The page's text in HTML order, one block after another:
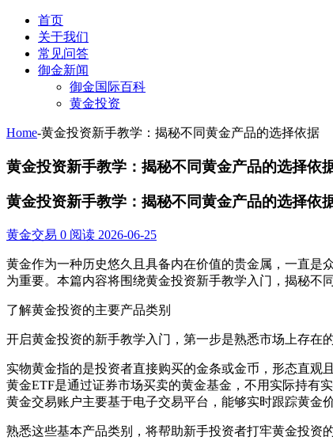
首页
关于我们
常见问答
御金新闻
御金国际百科
黄金投资
Home-黄金投资新手教学：揭秘不同黄金产品的选择依据
黄金投资新手教学：揭秘不同黄金产品的选择依
黄金投资新手教学：揭秘不同黄金产品的选择依
黄金交易 0 阅读 2026-06-25
黄金作为一种历史悠久且具备内在价值的贵金属，一直是
为重要。本篇内容将围绕黄金投资新手教学入门，揭秘不
了解黄金投资的主要产品类别
开启黄金投资的新手教学入门，第一步是熟悉市场上存在
实物黄金指的是投资者直接购买的金条或金币，形态直观
黄金ETF是通过证券市场买卖的黄金基金，不用实际持有
黄金交易账户主要基于电子交易平台，能够实时跟踪黄金
熟悉这些基本产品类别，将帮助新手投资者打牢黄金投资